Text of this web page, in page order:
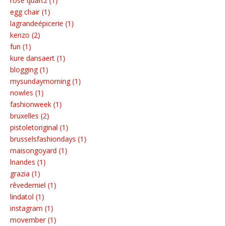
egg chair (1)
lagrandeépicerie (1)
kenzo (2)
fun (1)
kure dansaert (1)
blogging (1)
mysundaymorning (1)
nowles (1)
fashionweek (1)
bruxelles (2)
pistoletoriginal (1)
brusselsfashiondays (1)
maisongoyard (1)
lnandes (1)
grazia (1)
rêvedemiel (1)
lindatol (1)
instagram (1)
movember (1)